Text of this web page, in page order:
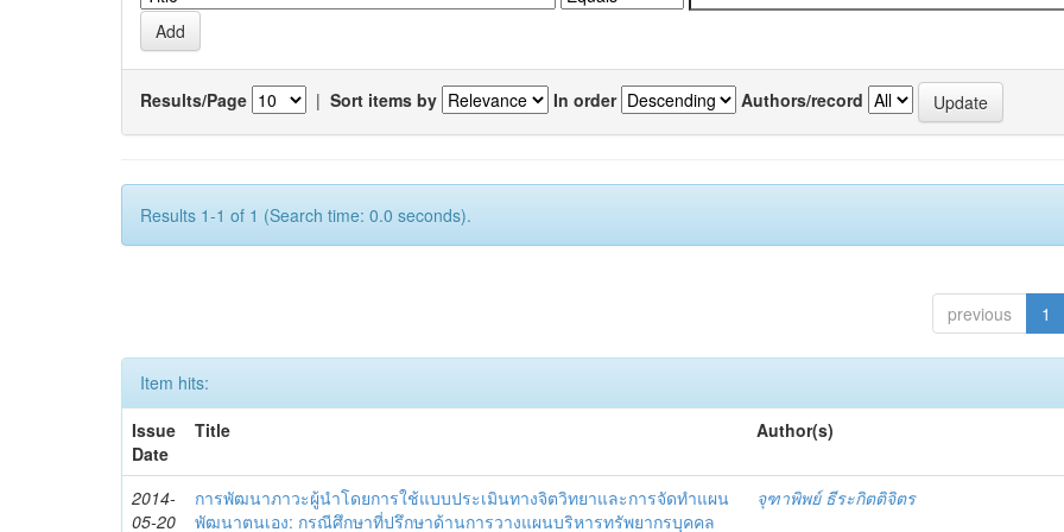
Results/Page | Sort items by In order Authors/record
Results 1-1 of 1 (Search time: 0.0 seconds).
previous 1
Item hits:
Issue
Date
Title Author(s)
2014-
05-20
การพัฒนาภาวะผู้นำโดยการใช้แบบประเมินทางจิตวิทยาและการจัดทำแผน
พัฒนาตนเอง: กรณีศึกษาที่ปรึกษาด้านการวางแผนบริหารทรัพยากรบุคคล
จุฑาพิพย์ ธีระกิตติจิตร